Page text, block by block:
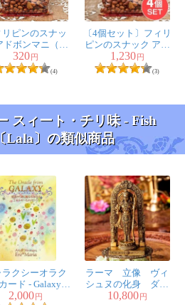
リピンのスナッ
ドボンマニ（ホ
リ辛揚げピーナ
320円
(4)
〔4個セット〕フィリ
ピンのスナック アド
ボンマニ（ホット）
ニンニク風味のピリ
1,230円
(3)
スィート・チリ味 - Fish
Lala〕の類似商品
ラクシーオラク
ード - Galaxy
Oracle Card
2,000円
ラーマ 立像 ヴィ
シュヌの化身 ダシ
ャヴァターラ 光
10,800円